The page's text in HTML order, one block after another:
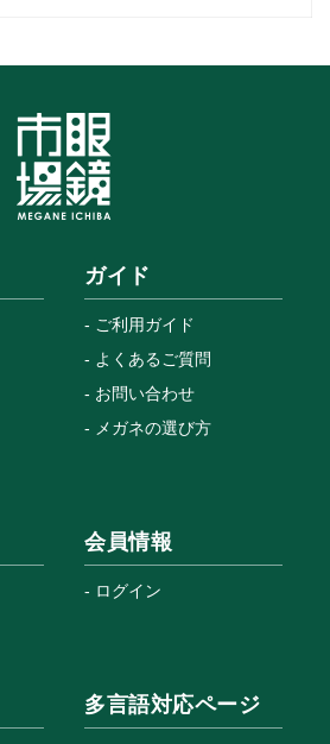
ガイド
ご利用ガイド
よくあるご質問
お問い合わせ
メガネの選び方
会員情報
ログイン
多言語対応ページ